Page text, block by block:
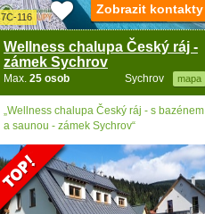
7C-116
Wellness chalupa Český ráj -
zámek Sychrov
Sychrov mapa
Max. 25 osob
Zobrazit kontakty
„Wellness chalupa Český ráj - s bazénem
a saunou - zámek Sychrov“